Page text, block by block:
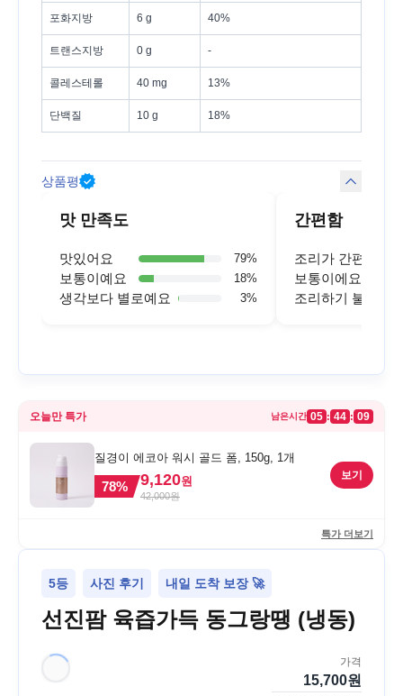
포화지방 6 g 40%
트랜스지방 0 g -
콜레스테롤 40 mg 13%
단백질 10 g 18%
상품평
맛 만족도
맛있어요 79%
보통이예요 18%
생각보다 별로예요 3%
간편함
조리가 간편해요
보통이에요
조리하기 불편해
오늘만 특가 남은시간 05 : 44 : 09
질경이 에코아 워시 골드 폼, 150g, 1개
78% 9,120원
42,000원
보기
특가 더보기
5등 사진 후기 내일 도착 보장 🚀
선진팜 육즙가득 동그랑땡 (냉동)
가격
15,700원